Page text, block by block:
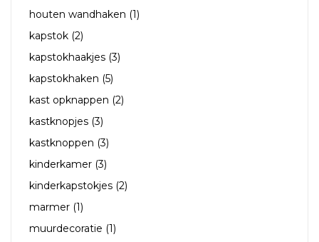
houten wandhaken (1)
kapstok (2)
kapstokhaakjes (3)
kapstokhaken (5)
kast opknappen (2)
kastknopjes (3)
kastknoppen (3)
kinderkamer (3)
kinderkapstokjes (2)
marmer (1)
muurdecoratie (1)